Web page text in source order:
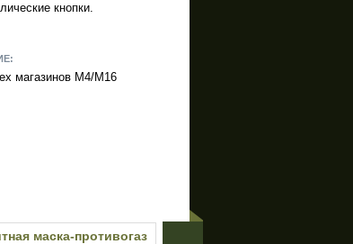
кнопки.
магазинов М4/М16
маска-противогаз